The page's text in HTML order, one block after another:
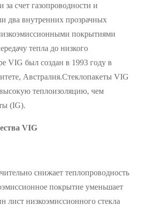
счет газопроводности и
два внутренних прозрачных
покрытиями
тепла до низкого
VIG был создан в 1993 году в
Австралия.Стеклопакеты VIG
теплоизоляцию, чем
(IG).
VIG
снижает теплопроводность
покрытие уменьшает
лист низкоэмиссионного стекла